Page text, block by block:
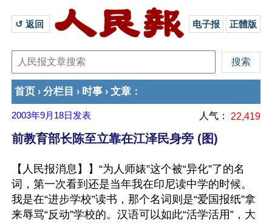
↺ 返回 电子报 正體版
首页 › 分栏目 › 时事 › 文章 ：
2003年9月18日 发表 人气： 22,419
前教育部长陈至立靠在江泽民身旁 (图)
【人民报消息】】“为人师婊”这个被“异化”了的名
词，第一次看到还是当年我在印尼读中学的时候。
我是在“进步学校”读书，那个名词则是“爱国报纸”拿
来辱骂“反动”学校的。汉语可以如此“活学活用”，大